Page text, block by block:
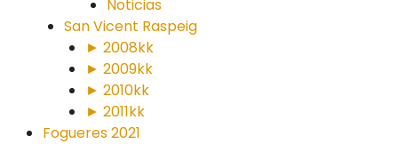
Noticias
San Vicent Raspeig
► 2008kk
► 2009kk
► 2010kk
► 2011kk
Fogueres 2021